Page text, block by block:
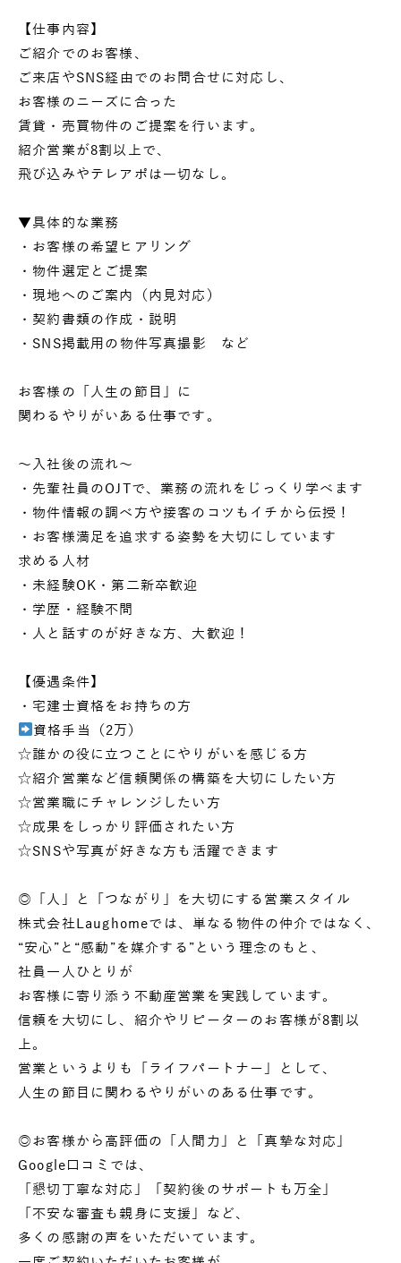
【仕事内容】
ご紹介でのお客様、
ご来店やSNS経由でのお問合せに対応し、
お客様のニーズに合った
賃貸・売買物件のご提案を行います。
紹介営業が8割以上で、
飛び込みやテレアポは一切なし。
▼具体的な業務
・お客様の希望ヒアリング
・物件選定とご提案
・現地へのご案内（内見対応）
・契約書類の作成・説明
・SNS掲載用の物件写真撮影 など
お客様の「人生の節目」に
関わるやりがいある仕事です。
〜入社後の流れ〜
・先輩社員のOJTで、業務の流れをじっくり学べます
・物件情報の調べ方や接客のコツもイチから伝授！
・お客様満足を追求する姿勢を大切にしています
求める人材
・未経験OK・第二新卒歓迎
・学歴・経験不問
・人と話すのが好きな方、大歓迎！
【優遇条件】
・宅建士資格をお持ちの方
資格手当（2万）
☆誰かの役に立つことにやりがいを感じる方
☆紹介営業など信頼関係の構築を大切にしたい方
☆営業職にチャレンジしたい方
☆成果をしっかり評価されたい方
☆SNSや写真が好きな方も活躍できます
◎「人」と「つながり」を大切にする営業スタイル
株式会社Laughomeでは、単なる物件の仲介ではなく、
“安心”と“感動”を媒介する”という理念のもと、
社員一人ひとりが
お客様に寄り添う不動産営業を実践しています。
信頼を大切にし、紹介やリピーターのお客様が8割以
上。
営業というよりも「ライフパートナー」として、
人生の節目に関わるやりがいのある仕事です。
◎お客様から高評価の「人間力」と「真摯な対応」
Google口コミでは、
「懇切丁寧な対応」「契約後のサポートも万全」
「不安な審査も親身に支援」など、
多くの感謝の声をいただいています。